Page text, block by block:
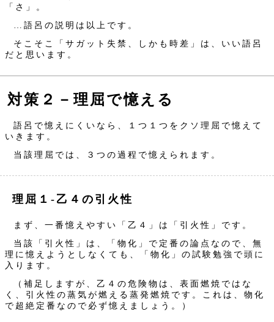
「さ」。
…語呂の説明は以上です。
そこそこ「サガット失禁、しかも時差」は、いい語呂
だと思います。
対策２－理屈で憶える
語呂で憶えにくいなら、１つ１つをクソ理屈で憶えて
いきます。
当該理屈では、３つの過程で憶えられます。
理屈１‐乙４の引火性
まず、一番憶えやすい「乙４」は「引火性」です。
当該「引火性」は、「物化」で定番の論点なので、無
理に憶えようとしなくても、「物化」の試験勉強で頭に
入ります。
（補足しますが、乙４の危険物は、表面燃焼ではな
く、引火性の蒸気が燃える蒸発燃焼です。これは、物化
で超絶定番なので必ず憶えましょう。）